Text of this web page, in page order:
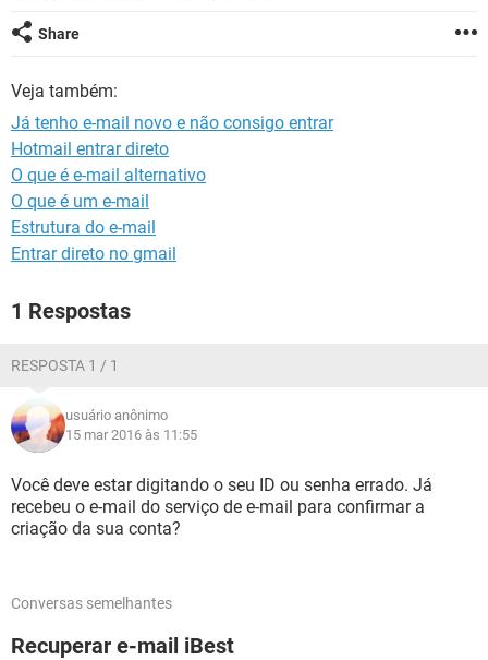
Share
Veja também:
Já tenho e-mail novo e não consigo entrar
Hotmail entrar direto
O que é e-mail alternativo
O que é um e-mail
Estrutura do e-mail
Entrar direto no gmail
1 Respostas
RESPOSTA 1 / 1
usuário anônimo
15 mar 2016 às 11:55
Você deve estar digitando o seu ID ou senha errado. Já
recebeu o e-mail do serviço de e-mail para confirmar a
criação da sua conta?
Conversas semelhantes
Recuperar e-mail iBest